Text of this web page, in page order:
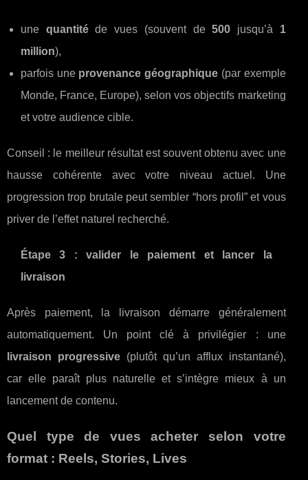
une quantitéde vues (souvent de500 jusqu’à 1
million),
parfois une provenance géographique (par exemple
Monde, France, Europe), selon vos objectifs marketing
et votre audience cible.
Conseil : le meilleur résultat est souvent obtenu avec une
hausse cohérente avec votre niveau actuel. Une
progression trop brutale peut sembler “hors profil” et vous
priver de l’effet naturel recherché.
Étape 3 : valider le paiement et lancer la
livraison
Après paiement, la livraison démarre généralement
automatiquement. Un point clé à privilégier : une
livraison progressive(plutôt qu’un afflux instantané),
car elle paraît plus naturelle et s’intègre mieux à un
lancement de contenu.
Quel type de vues acheter selon votre
format : Reels, Stories, Lives